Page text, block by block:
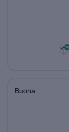
Buona